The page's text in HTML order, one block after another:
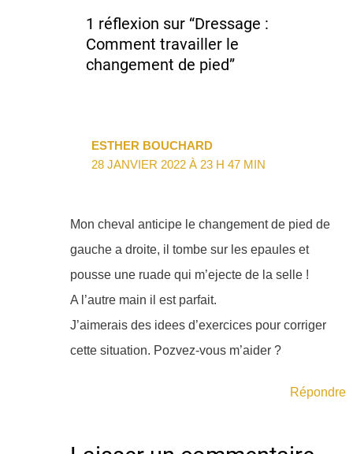
1 réflexion sur “Dressage :
Comment travailler le
changement de pied”
ESTHER BOUCHARD
28 JANVIER 2022 À 23 H 47 MIN
Mon cheval anticipe le changement de pied de
gauche a droite, il tombe sur les epaules et
pousse une ruade qui m’ejecte de la selle !
A l’autre main il est parfait.
J’aimerais des idees d’exercices pour corriger
cette situation. Pozvez-vous m’aider ?
Répondre